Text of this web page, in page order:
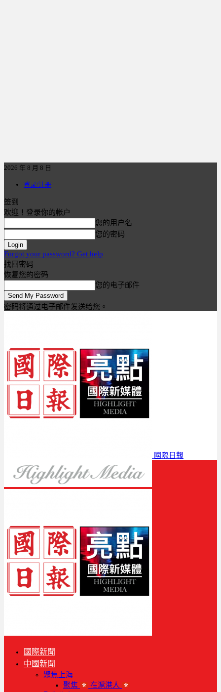
2026 年 8 月 8 日
登录/注册
签到
欢迎！登录你的帐户
您的用户名
您的密码
Forgot your password? Get help
找回密码
恢复您的密码
您的电子邮件
密码将通过电子邮件发送给您。
國際日報
國際新聞
中國新聞
聚焦上海
聚焦
在滬港人